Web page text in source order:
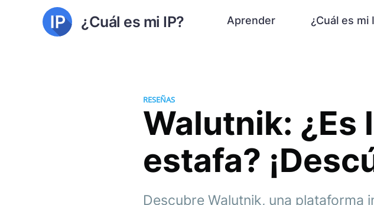
¿Cuál es mi IP? Aprender ¿Cuál es mi
RESEÑAS
Walutnik: ¿Es
estafa?
Descubre Walutnik, una